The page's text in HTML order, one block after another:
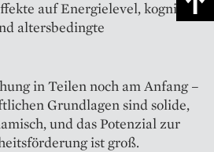
auf Energielevel, kognitive
altersbedingte
in Teilen noch am Anfang –
Grundlagen sind solide,
und das Potenzial zur
ist groß.